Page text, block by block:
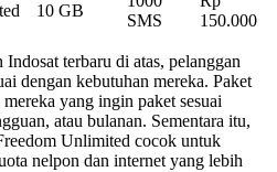
10 GB
SMS
150.000
terbaru di atas, pelanggan
dengan kebutuhan mereka. Paket
yang ingin paket sesuai
atau bulanan. Sementara itu,
Unlimited cocok untuk
nelpon dan internet yang lebih